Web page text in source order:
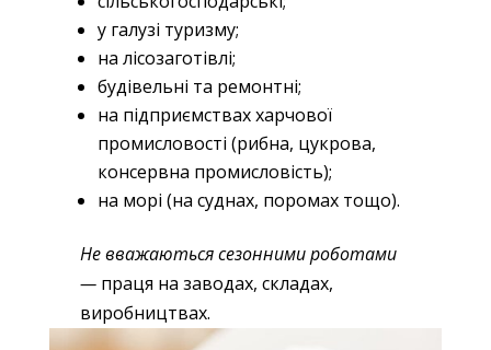
у галузі туризму;
на лісозаготівлі;
будівельні та ремонтні;
на підприємствах харчової
промисловості (рибна, цукрова,
консервна промисловість);
на морі (на суднах, поромах тощо).
Не вважаються сезонними роботами
— праця на заводах, складах,
виробництвах.